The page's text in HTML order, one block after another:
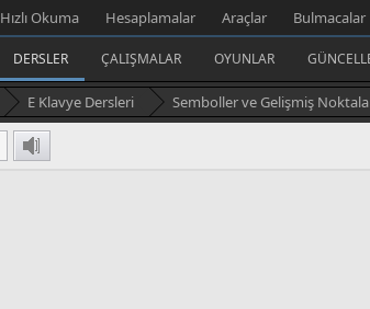
Hızlı Okuma Hesaplamalar Araçlar Bulmacalar
DERSLER ÇALIŞMALAR OYUNLAR
E Klavye Dersleri Semboller ve Gelişmiş